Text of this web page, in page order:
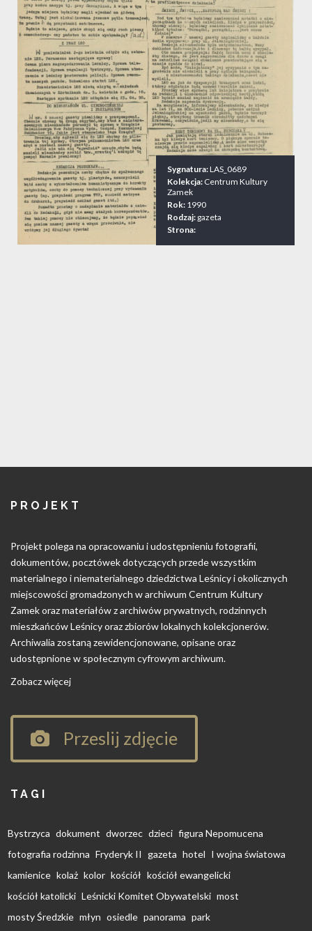
Sygnatura:LAS_0689
Kolekcja: Centrum Kultury
Zamek
Rok: 1990
Rodzaj: gazeta
Strona:
PROJEKT
Projekt polega na opracowaniu i udostępnieniu fotografii,
dokumentów, pocztówek dotyczących przede wszystkim
materialnego i niematerialnego dziedzictwa Leśnicy i okolicznych
miejscowości gromadzonych w archiwum Centrum Kultury
Zamek oraz materiałów z archiwów prywatnych, rodzinnych
mieszkańców Leśnicy oraz zbiorów lokalnych kolekcjonerów.
Archiwalia zostaną zewidencjonowane, opisane oraz
udostępnione w społecznym cyfrowym archiwum.
Zobacz więcej
Przeslij zdjęcie
TAGI
Bystrzyca dokument dworzec dzieci figura Nepomucena
fotografia rodzinna Fryderyk II gazeta hotel I wojna światowa
kamienice kolaż kolor kościół kościół ewangelicki
kościół katolicki Leśnicki Komitet Obywatelski most
mosty Średzkie młyn osiedle panorama park